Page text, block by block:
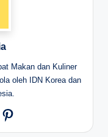
Makan dan Kuliner
oleh IDN Korea dan
Pinterest